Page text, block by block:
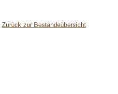
Zurück zur Beständeübersicht